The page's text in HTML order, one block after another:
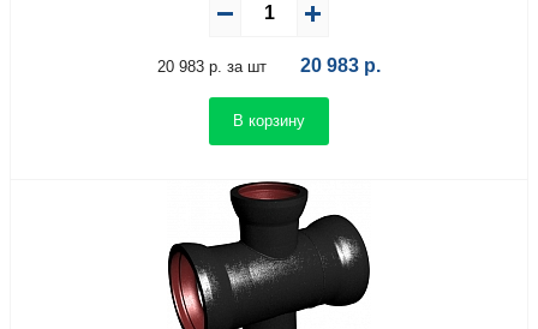
20 983 р. за шт 20 983 р.
В корзину